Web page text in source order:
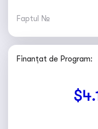
Faptul №
Finanțat de Program: